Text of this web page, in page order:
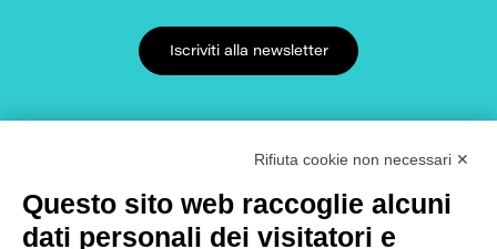
Iscriviti alla newsletter
Cavi guaina LSZH
ALTRE SOLUZIONI IN FIBRA
Rifiuta cookie non necessari ✕
Questo sito web raccoglie alcuni
dati personali dei visitatori e